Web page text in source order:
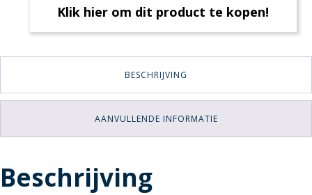
Klik hier om dit product te kopen!
BESCHRIJVING
AANVULLENDE INFORMATIE
Beschrijving